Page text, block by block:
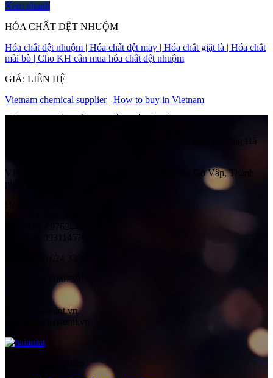
Xem nhanh
HÓA CHẤT DỆT NHUỘM
Hóa chất dệt nhuộm | Hóa chất dệt may | Hóa chất giặt là | Hóa chất
mài bò | Cho KH cần mua hóa chất dệt nhuộm
GIÁ: LIÊN HỆ
Vietnam chemical supplier| How to buy in Vietnam
Số 41 Ngách 58 Ngõ 108, Đường Trần Phú, Phường Hà
VP HCM:
Số 525/1/10H Quang Trung, Phường Gò Vấp, Thành
phố Hồ Chí Minh, Việt Nam
Hotline:
Mr. Ngọc Anh: 0983565628
Mr. Tuấn: 0976244181 (HN)
Mr. Lâm: 0931145765 (SG)
024 33560759
haiau@haiauint.vn